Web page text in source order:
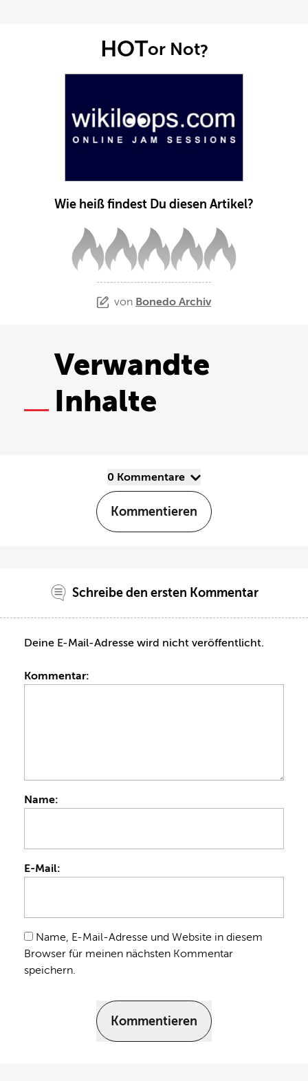
HOTor Not?
Wie heiß findest Du diesen Artikel?
von Bonedo Archiv
Verwandte
Inhalte
0 Kommentare
Kommentieren
Schreibe den ersten Kommentar
Deine E-Mail-Adresse wird nicht veröffentlicht.
Kommentar:
Name:
E-Mail:
Name, E-Mail-Adresse und Website in diesem
Browser für meinen nächsten Kommentar
speichern.
Kommentieren